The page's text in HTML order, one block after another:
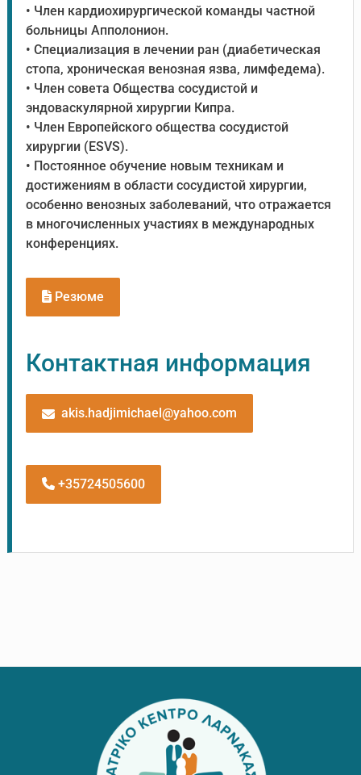
• Член кардиохирургической команды частной
больницы Апполонион.
• Специализация в лечении ран (диабетическая
стопа, хроническая венозная язва, лимфедема).
• Член совета Общества сосудистой и
эндоваскулярной хирургии Кипра.
• Член Европейского общества сосудистой
хирургии (ESVS).
• Постоянное обучение новым техникам и
достижениям в области сосудистой хирургии,
особенно венозных заболеваний, что отражается
в многочисленных участиях в международных
конференциях.
Резюме
Контактная информация
akis.hadjimichael@yahoo.com
+35724505600